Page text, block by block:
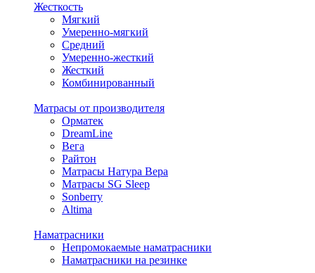
Жесткость
Мягкий
Умеренно-мягкий
Средний
Умеренно-жесткий
Жесткий
Комбинированный
Матрасы от производителя
Орматек
DreamLine
Вега
Райтон
Матрасы Натура Вера
Матрасы SG Sleep
Sonberry
Altima
Наматрасники
Непромокаемые наматрасники
Наматрасники на резинке